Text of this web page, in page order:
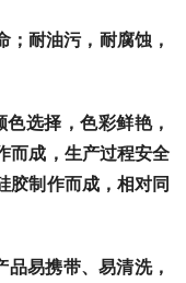
耐油污，耐腐蚀，
选择，色彩鲜艳，
而成，生产过程安全
胶制作而成，相对同
品易携带、易清洗，